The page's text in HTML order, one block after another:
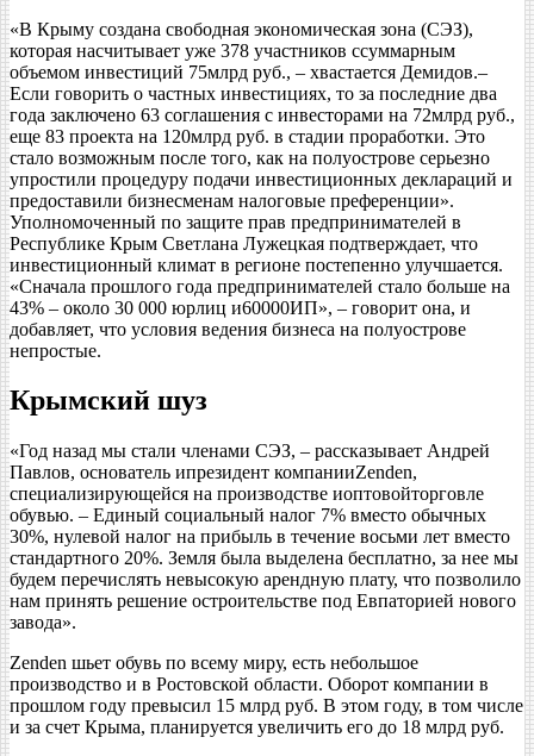
«В Крыму создана свободная экономическая зона (СЭЗ),
которая насчитывает уже 378 участников ссуммарным
объемом инвестиций 75млрд руб., – хвастается Демидов.–
Если говорить о частных инвестициях, то за последние два
года заключено 63 соглашения с инвесторами на 72млрд руб.,
еще 83 проекта на 120млрд руб. в стадии проработки. Это
стало возможным после того, как на полуострове серьезно
упростили процедуру подачи инвестиционных деклараций и
предоставили бизнесменам налоговые преференции».
Уполномоченный по защите прав предпринимателей в
Республике Крым Светлана Лужецкая подтверждает, что
инвестиционный климат в регионе постепенно улучшается.
«Сначала прошлого года предпринимателей стало больше на
43% – около 30 000 юрлиц и60000ИП», – говорит она, и
добавляет, что условия ведения бизнеса на полуострове
непростые.
Крымский шуз
«Год назад мы стали членами СЭЗ, – рассказывает Андрей
Павлов, основатель ипрезидент компанииZenden,
специализирующейся на производстве иоптовойторговле
обувью. – Единый социальный налог 7% вместо обычных
30%, нулевой налог на прибыль в течение восьми лет вместо
стандартного 20%. Земля была выделена бесплатно, за нее мы
будем перечислять невысокую арендную плату, что позволило
нам принять решение остроительстве под Евпаторией нового
завода».
Zenden шьет обувь по всему миру, есть небольшое
производство и в Ростовской области. Оборот компании в
прошлом году превысил 15 млрд руб. В этом году, в том числе
и за счет Крыма, планируется увеличить его до 18 млрд руб.